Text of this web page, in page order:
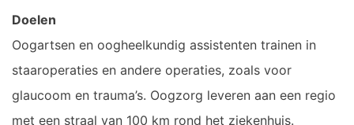
Doelen
Oogartsen en oogheelkundig assistenten trainen in
staaroperaties en andere operaties, zoals voor
glaucoom en trauma’s. Oogzorg leveren aan een regio
met een straal van 100 km rond het ziekenhuis.